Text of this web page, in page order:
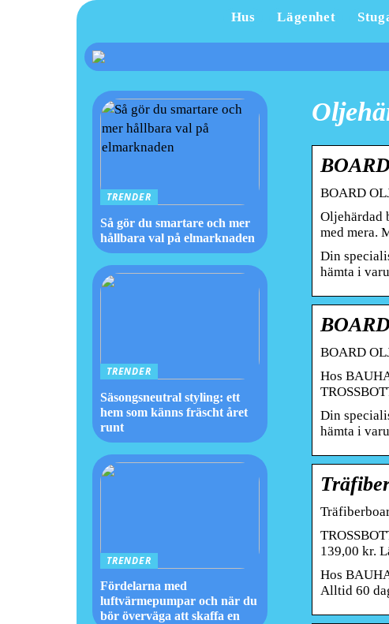
Hus Lägenhet
BOARD
Oljehärdad
med mera.
Din
hämta i
BOARD
Hos
Din
hämta i
139,00 kr.
Hos
Alltid 60
TRENDER
Så gör du smartare och mer
hållbara val på elmarknaden
TRENDER
Säsongsneutral styling: ett
hem som känns fräscht året
runt
TRENDER
Fördelarna med
luftvärmepumpar och när du
bör överväga att skaffa en